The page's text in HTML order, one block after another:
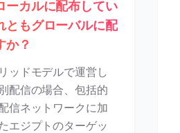
ーカルに配布してい
ともグローバルに配
か？
ッドモデルで運営し
配信の場合、包括的
信ネットワークに加
エジプトのターゲッ